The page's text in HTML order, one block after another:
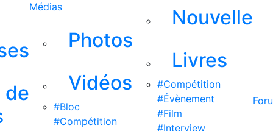
de
Médias
Photos
Vidéos
#Bloc
#Compétition
Nouvelle
Livres
#Compétition
#Évènement
#Film
#Interview